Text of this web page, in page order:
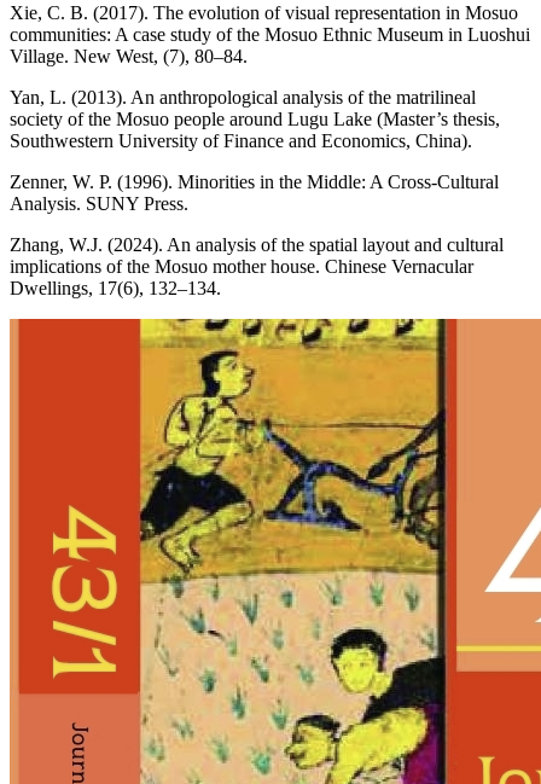
Xie, C. B. (2017). The evolution of visual representation in Mosuo
communities: A case study of the Mosuo Ethnic Museum in Luoshui
Village. New West, (7), 80–84.
Yan, L. (2013). An anthropological analysis of the matrilineal
society of the Mosuo people around Lugu Lake (Master’s thesis,
Southwestern University of Finance and Economics, China).
Zenner, W. P. (1996). Minorities in the Middle: A Cross-Cultural
Analysis. SUNY Press.
Zhang, W.J. (2024). An analysis of the spatial layout and cultural
implications of the Mosuo mother house. Chinese Vernacular
Dwellings, 17(6), 132–134.